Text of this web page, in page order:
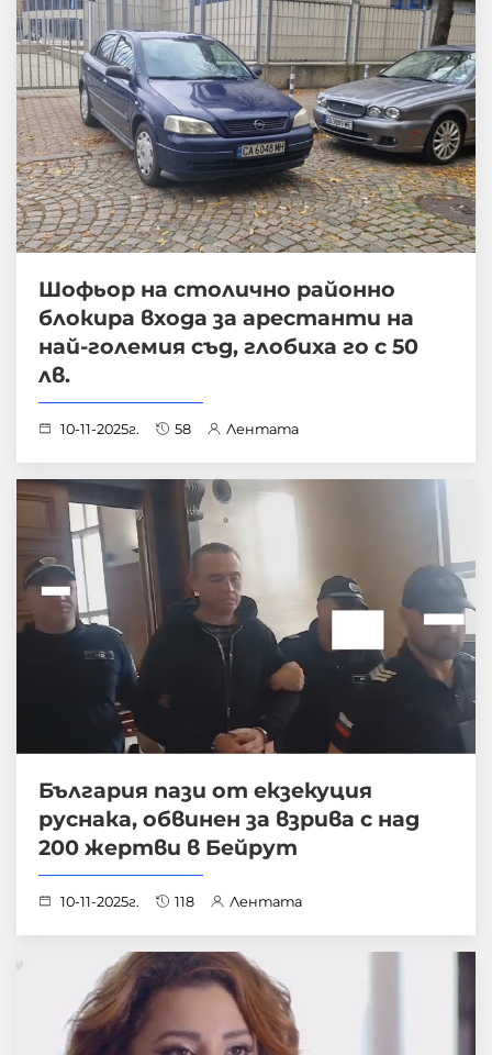
Шофьор на столично районно
блокира входа за арестанти на
най-големия съд, глобиха го с 50
лв.
10-11-2025г. 58 Лентата
България пази от екзекуция
руснака, обвинен за взрива с над
200 жертви в Бейрут
10-11-2025г. 118 Лентата